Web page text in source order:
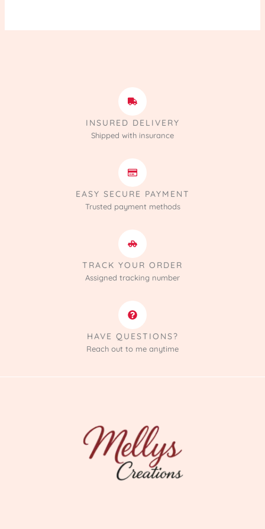
INSURED DELIVERY
Shipped with insurance
EASY SECURE PAYMENT
Trusted payment methods
TRACK YOUR ORDER
Assigned tracking number
HAVE QUESTIONS?
Reach out to me anytime